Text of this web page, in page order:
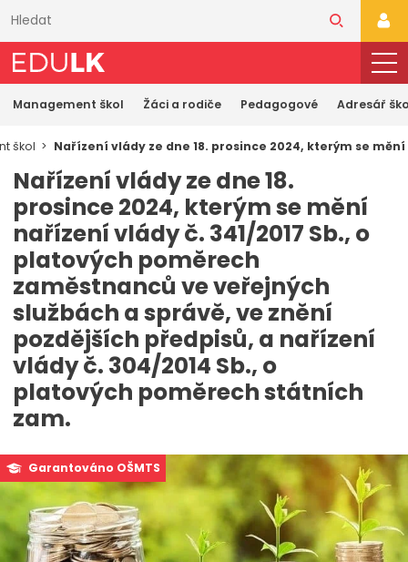
obsahu
Management škol Žáci a rodiče Pedagogové Adresář
škol Nařízení vlády ze dne 18. prosince 2024, kterým se
Nařízení vlády ze dne 18.
prosince 2024, kterým se mění
nařízení vlády č. 341/2017 Sb., o
platových poměrech
zaměstnanců ve veřejných
službách a správě, ve znění
pozdějších předpisů, a nařízení
vlády č. 304/2014 Sb., o
platových poměrech státních
zam.
Garantováno OŠMTS